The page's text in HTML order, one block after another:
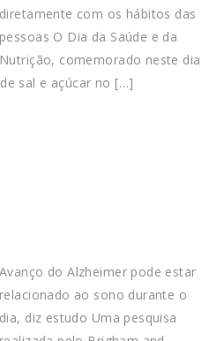
diretamente com os hábitos das
pessoas O Dia da Saúde e da
Nutrição, comemorado neste dia
sal e açúcar no […]
Avanço do Alzheimer pode estar
relacionado ao sono durante o
dia, diz estudo Uma pesquisa